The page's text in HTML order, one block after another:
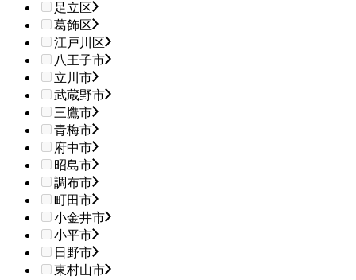
足立区
葛飾区
江戸川区
八王子市
立川市
武蔵野市
三鷹市
青梅市
府中市
昭島市
調布市
町田市
小金井市
小平市
日野市
東村山市